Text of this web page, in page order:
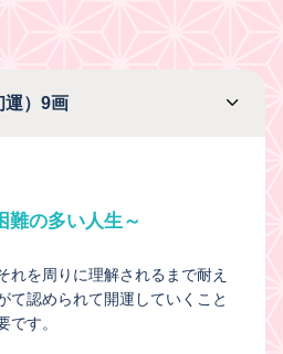
運）9画
難の多い人生～
れを周りに理解されるまで耐え
て認められて開運していくこと
です。